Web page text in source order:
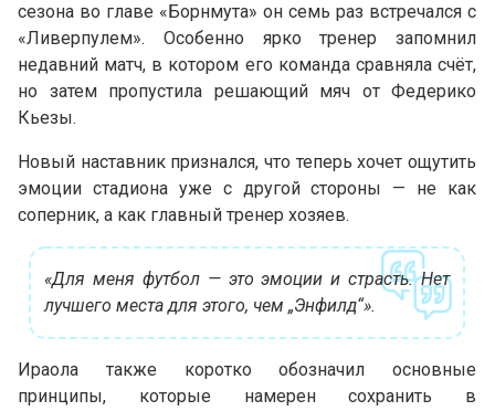
сезона во главе «Борнмута» он семь раз встречался с
«Ливерпулем». Особенно ярко тренер запомнил
недавний матч, в котором его команда сравняла счёт,
но затем пропустила решающий мяч от Федерико
Кьезы.
Новый наставник признался, что теперь хочет ощутить
эмоции стадиона уже с другой стороны — не как
соперник, а как главный тренер хозяев.
«Для меня футбол — это эмоции и страсть. Нет
лучшего места для этого, чем „Энфилд“».
Ираола также коротко обозначил основные
принципы, которые намерен сохранить в